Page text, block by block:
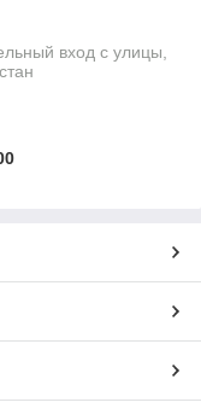
вход с улицы,